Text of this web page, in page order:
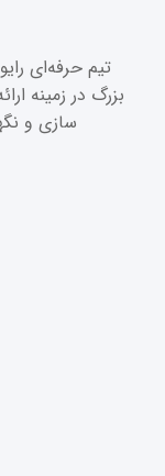
بزرگ در زمینه
سازی و